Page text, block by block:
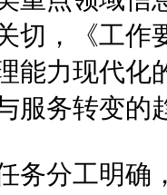
切，《工作
能力现代化
服务转变的
务分工明